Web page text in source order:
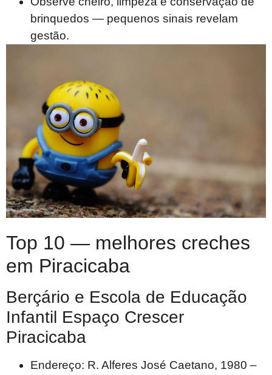
brinquedos — pequenos sinais revelam
gestão.
Top 10 — melhores creches
em Piracicaba
Berçário e Escola de Educação
Infantil Espaço Crescer
Piracicaba
Endereço: R. Alferes José Caetano, 1980 –